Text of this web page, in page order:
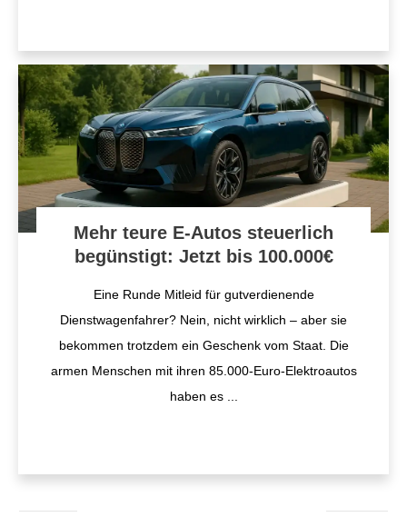
Mehr teure E-Autos steuerlich
begünstigt: Jetzt bis 100.000€
Eine Runde Mitleid für gutverdienende
Dienstwagenfahrer? Nein, nicht wirklich – aber sie
bekommen trotzdem ein Geschenk vom Staat. Die
armen Menschen mit ihren 85.000-Euro-Elektroautos
haben es